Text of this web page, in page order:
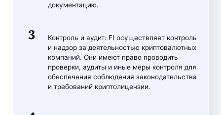
документацию.
Контроль и аудит: FI осуществляет контроль
и надзор за деятельностью криптовалютных
компаний. Они имеют право проводить
проверки, аудиты и иные меры контроля для
обеспечения соблюдения законодательства
и требований криптолицензии.